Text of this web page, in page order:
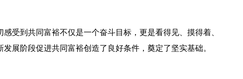
受到共同富裕不仅是一个奋斗目标，更是看得见、摸得着、
展阶段促进共同富裕创造了良好条件，奠定了坚实基础。